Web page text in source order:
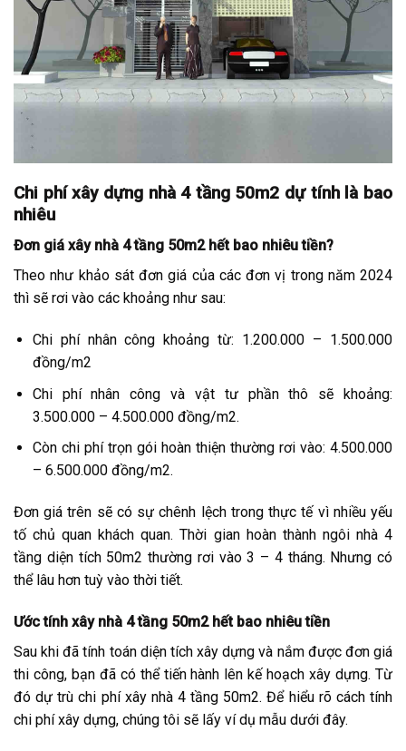
Chi phí xây dựng nhà 4 tầng 50m2 dự tính là bao
nhiêu
Đơn giá xây nhà 4 tầng 50m2 hết bao nhiêu tiền?
Theo như khảo sát đơn giá của các đơn vị trong năm 2024
thì sẽ rơi vào các khoảng như sau:
Chi phí nhân công khoảng từ: 1.200.000 – 1.500.000
đồng/m2
Chi phí nhân công và vật tư phần thô sẽ khoảng:
3.500.000 – 4.500.000 đồng/m2.
Còn chi phí trọn gói hoàn thiện thường rơi vào: 4.500.000
– 6.500.000 đồng/m2.
Đơn giá trên sẽ có sự chênh lệch trong thực tế vì nhiều yếu
tố chủ quan khách quan. Thời gian hoàn thành ngôi nhà 4
tầng diện tích 50m2 thường rơi vào 3 – 4 tháng. Nhưng có
thể lâu hơn tuỳ vào thời tiết.
Ước tính xây nhà 4 tầng 50m2 hết bao nhiêu tiền
Sau khi đã tính toán diện tích xây dựng và nắm được đơn giá
thi công, bạn đã có thể tiến hành lên kế hoạch xây dựng. Từ
đó dự trù chi phí xây nhà 4 tầng 50m2. Để hiểu rõ cách tính
chi phí xây dựng, chúng tôi sẽ lấy ví dụ mẫu dưới đây.